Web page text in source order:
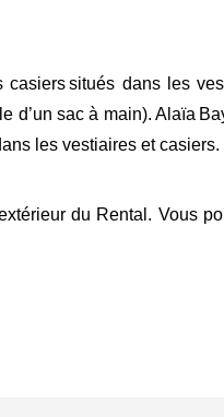
casiers situés dans les
d’un sac à main). Alaïa
les vestiaires et casiers.
du Rental. Vous